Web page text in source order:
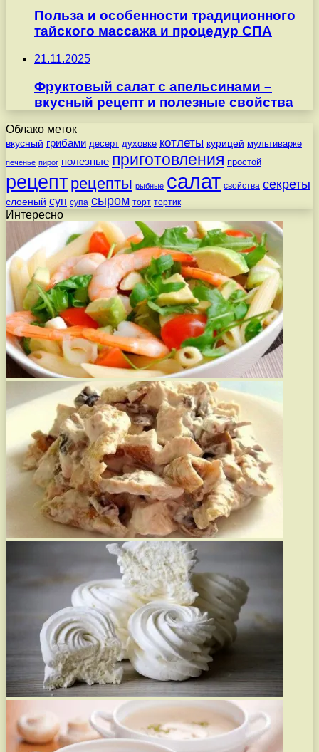
Польза и особенности традиционного
тайского массажа и процедур СПА
21.11.2025
Фруктовый салат с апельсинами –
вкусный рецепт и полезные свойства
Облако меток
вкусный грибами десерт духовке котлеты курицей мультиварке
печенье пирог полезные приготовления простой
рецепт рецепты рыбные салат свойства секреты
слоеный суп супа сыром торт тортик
Интересно